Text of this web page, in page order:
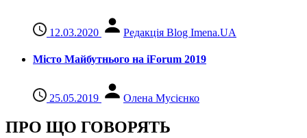
12.03.2020 Редакція Blog Imena.UA
Місто Майбутнього на iForum 2019
25.05.2019 Олена Мусієнко
ПРО ЩО ГОВОРЯТЬ